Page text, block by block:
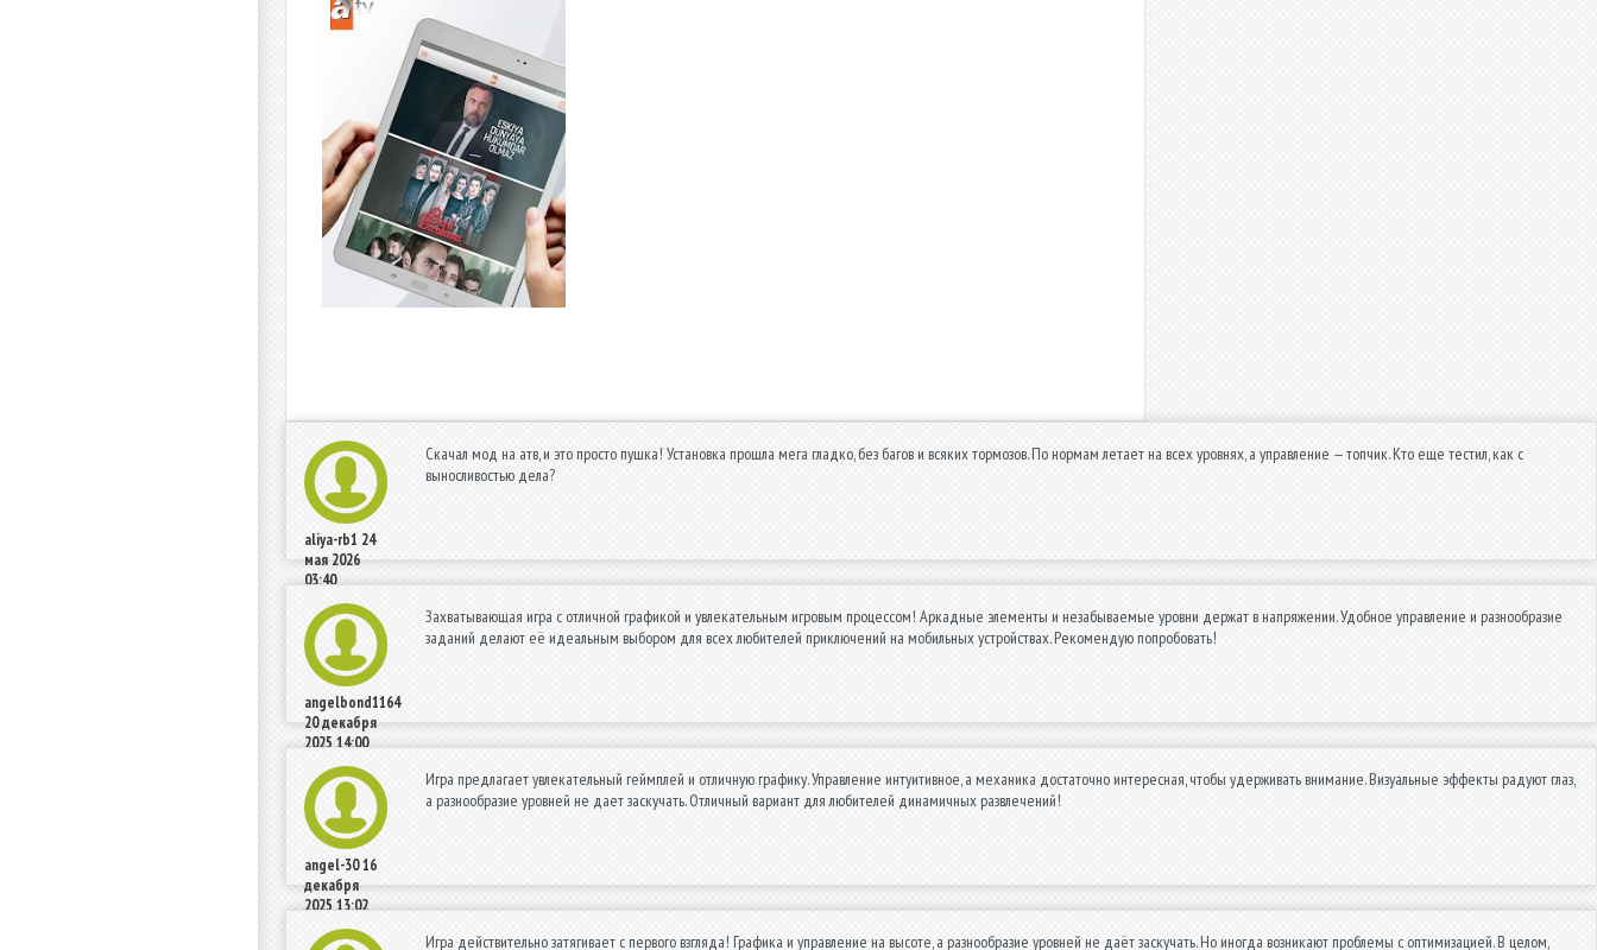
aliya-rb1 24
мая 2026
03:40
Скачал мод на атв, и это просто пушка! Установка прошла мега гладко, без багов и всяких тормозов. По нормам летает на всех уровнях, а управление — топчик. Кто еще тестил, как с
выносливостью дела?
angelbond1164
20 декабря
2025 14:00
Захватывающая игра с отличной графикой и увлекательным игровым процессом! Аркадные элементы и незабываемые уровни держат в напряжении. Удобное управление и разнообразие
заданий делают её идеальным выбором для всех любителей приключений на мобильных устройствах. Рекомендую попробовать!
angel-3016
декабря
2025 13:02
Игра предлагает увлекательный геймплей и отличную графику. Управление интуитивное, а механика достаточно интересная, чтобы удерживать внимание. Визуальные эффекты радуют глаз,
а разнообразие уровней не дает заскучать. Отличный вариант для любителей динамичных развлечений!
Игра действительно затягивает с первого взгляда! Графика и управление на высоте, а разнообразие уровней не даёт заскучать. Но иногда возникают проблемы с оптимизацией. В целом,